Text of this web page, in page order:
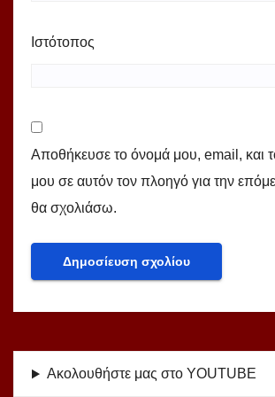
Ιστότοπος
Αποθήκευσε το όνομά μου, email, και
μου σε αυτόν τον πλοηγό για την
θα σχολιάσω.
Ακολουθήστε μας στο YOUTUBE